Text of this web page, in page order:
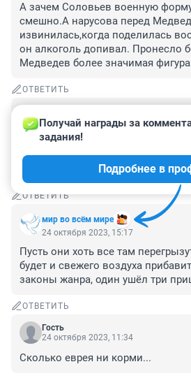
А зачем Соловьев военную
смешно.А нарусова перед
извинилась,когда поделилась
он алкоголь допивал. Пронесло
Медведев более значимая
ОТВЕТИТЬ
24 октября 2023, 18:05
на наземную евреи не поидут т к
это знают они привыкли
ОТВЕТИТЬ
мир во всём мире
Получай награды за
задания!
Подробнее в
24 октября 2023, 15:17
Пусть они хоть все там
будет и свежего воздуха
законы жанра, один ушёл три
ОТВЕТИТЬ
Гость
24 октября 2023, 11:34
Сколько еврея ни корми...